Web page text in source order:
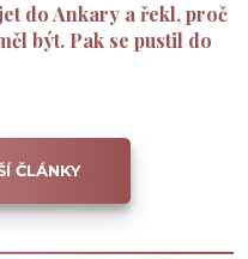
do Ankary a řekl, proč
být. Pak se pustil do
ČLÁNKY